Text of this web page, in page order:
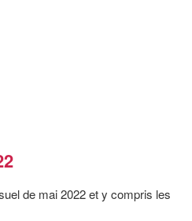
de mai 2022 et y compris les